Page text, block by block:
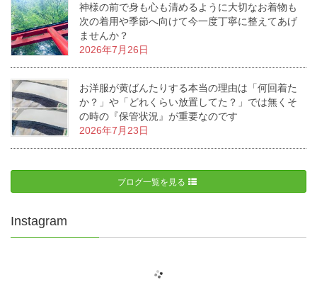
神様の前で身も心も清めるように大切なお着物も
次の着用や季節へ向けて今一度丁寧に整えてあげ
ませんか？
2026年7月26日
お洋服が黄ばんたりする本当の理由は「何回着た
か？」や「どれくらい放置してた？」では無くそ
の時の『保管状況』が重要なのです
2026年7月23日
ブログ一覧を見る
Instagram